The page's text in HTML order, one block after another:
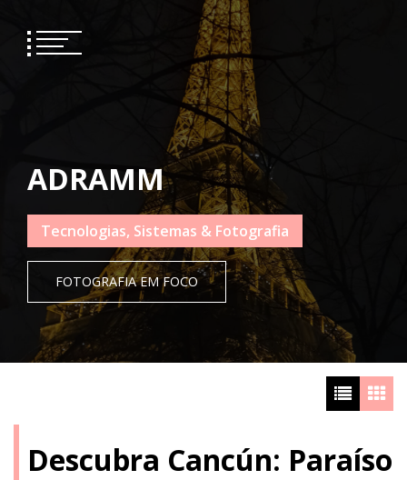
content
ADRAMM
Tecnologias, Sistemas & Fotografia
FOTOGRAFIA EM FOCO
Descubra Cancún: Paraíso